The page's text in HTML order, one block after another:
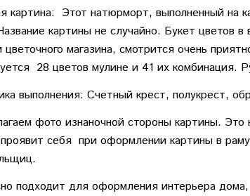
картина: Этот натюрморт, выполненный на
картины не случайно. Букет цветов
цветочного магазина, смотрится очень
28 цветов мулине и 41 их комбинация.
выполнения: Счетный крест, полукрест,
фото изнаночной стороны картины.
проявит себя при оформлении картины в
подходит для оформления интерьера